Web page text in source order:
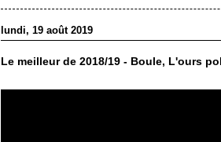
lundi, 19 août 2019
Le meilleur de 2018/19 - Boule, L'ours